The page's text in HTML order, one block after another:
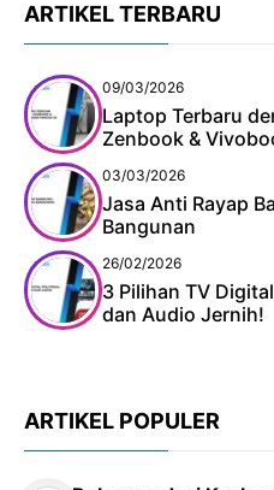
ARTIKEL TERBARU
09/03/2026
Laptop Terbaru
Zenbook &
03/03/2026
Jasa Anti Rayap
Bangunan
26/02/2026
3 Pilihan TV
dan Audio Jernih!
ARTIKEL POPULER